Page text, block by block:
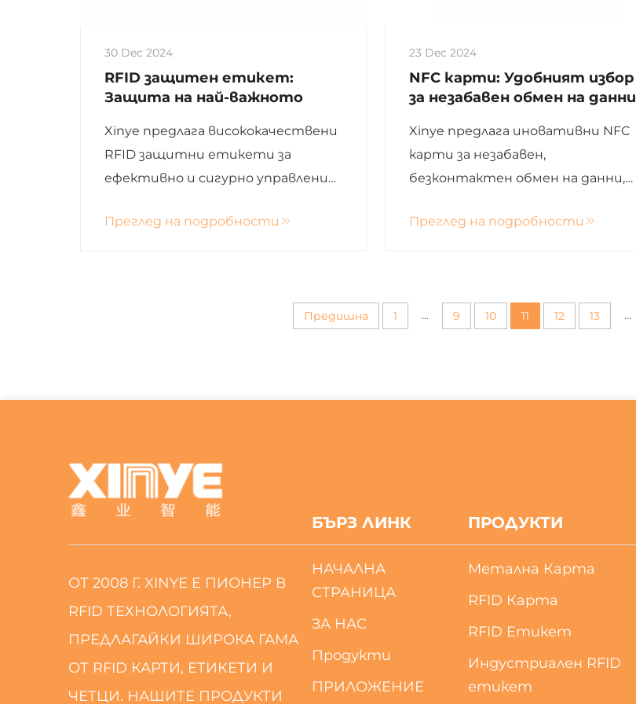
30 Dec 2024
RFID защитен етикет:
Защита на най-важното
Xinye предлага висококачествени
RFID защитни етикети за
ефективно и сигурно управление
дребно, логистиката,
Преглед на подробности
23 Dec 2024
NFC карти: Удобният избор
за незабавен обмен на данни
Xinye предлага иновативни NFC
карти за незабавен,
безконтактен обмен на данни,
ефективността в различни
Преглед на подробности
Предишна 1 ... 9 10 11 12 13 ...
ОТ 2008 Г. XINYE Е ПИОНЕР В
RFID ТЕХНОЛОГИЯТА,
ПРЕДЛАГАЙКИ ШИРОКА ГАМА
ОТ RFID КАРТИ, ЕТИКЕТИ И
ЧЕТЦИ. НАШИТЕ ПРОДУКТИ
БЪРЗ ЛИНК
НАЧАЛНА
СТРАНИЦА
ЗА НАС
Продукти
ПРИЛОЖЕНИЕ
ПРОДУКТИ
Метална Карта
RFID Карта
RFID Етикет
Индустриален RFID
етикет